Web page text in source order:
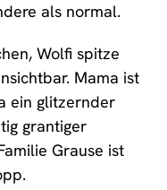
als normal.
Wolfi spitze
Mama ist
ein glitzernder
grantiger
Grause ist